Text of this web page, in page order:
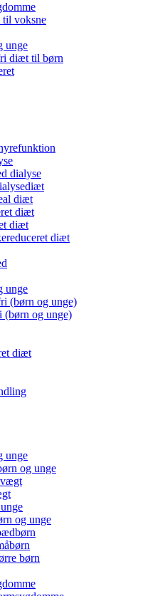
voksne
unge
diæt til børn
dialyse
diæt
diæt
diæt
diæt
unge
(børn og unge)
og unge)
diæt
unge
og unge
og unge
børn